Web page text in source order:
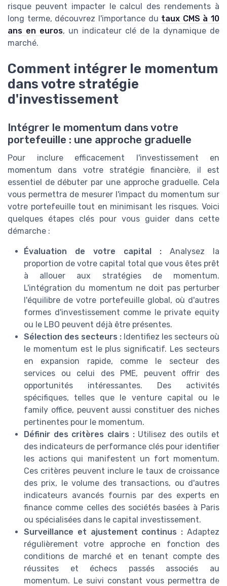
risque peuvent impacter le calcul des rendements à
long terme, découvrez l'importance du taux CMS à 10
ans en euros, un indicateur clé de la dynamique de
marché.
Comment intégrer le momentum
dans votre stratégie
d'investissement
Intégrer le momentum dans votre
portefeuille : une approche graduelle
Pour inclure efficacement l'investissement en
momentum dans votre stratégie financière, il est
essentiel de débuter par une approche graduelle. Cela
vous permettra de mesurer l'impact du momentum sur
votre portefeuille tout en minimisant les risques. Voici
quelques étapes clés pour vous guider dans cette
démarche :
Évaluation de votre capital : Analysez la
proportion de votre capital total que vous êtes prêt
à allouer aux stratégies de momentum.
L'intégration du momentum ne doit pas perturber
l'équilibre de votre portefeuille global, où d'autres
formes d'investissement comme le private equity
ou le LBO peuvent déjà être présentes.
Sélection des secteurs : Identifiez les secteurs où
le momentum est le plus significatif. Les secteurs
en expansion rapide, comme le secteur des
services ou celui des PME, peuvent offrir des
opportunités intéressantes. Des activités
spécifiques, telles que le venture capital ou le
family office, peuvent aussi constituer des niches
pertinentes pour le momentum.
Définir des critères clairs :Utilisez des outils et
des indicateurs de performance clés pour identifier
les actions qui manifestent un fort momentum.
Ces critères peuvent inclure le taux de croissance
des prix, le volume des transactions, ou d'autres
indicateurs avancés fournis par des experts en
finance comme celles des sociétés basées à Paris
ou spécialisées dans le capital investissement.
Surveillance et ajustement continus : Adaptez
régulièrement votre approche en fonction des
conditions de marché et en tenant compte des
réussites et échecs passés associés au
momentum. Le suivi constant vous permettra de